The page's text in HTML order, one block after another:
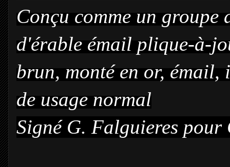
Conçu comme un
d'érable émail plique-à-
brun, monté en or,
de usage normal
Signé G. Falguieres